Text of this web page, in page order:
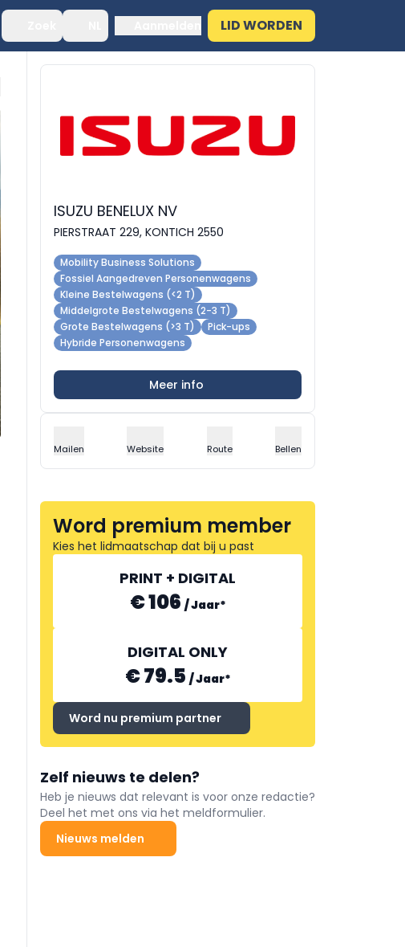
LID WORDEN
ISUZU BENELUX NV
PIERSTRAAT 229, KONTICH 2550
Mobility Business Solutions
Fossiel Aangedreven Personenwagens
Kleine Bestelwagens (<2 T)
Middelgrote Bestelwagens (2-3 T)
Grote Bestelwagens (>3 T)
Pick-ups
Hybride Personenwagens
Meer info
Mailen Website Route Bellen
Word premium member
Kies het lidmaatschap dat bij u past
PRINT + DIGITAL
€ 106 /Jaar*
DIGITAL ONLY
€ 79.5 /Jaar*
Word nu premium partner
Zelf nieuws te delen?
Heb je nieuws dat relevant is voor onze redactie?
Deel het met ons via het meldformulier.
Nieuws melden